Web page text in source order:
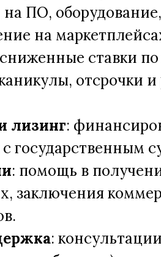
ПО,
на
ставки
отсрочки и
лизинг:
государственным
: помощь в
заключения
: